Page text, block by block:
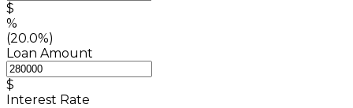
$
%
(20.0%)
Loan Amount
$
Interest Rate